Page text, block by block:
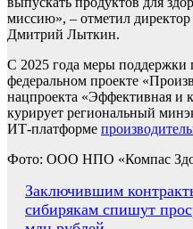
миссию», – отметил
Дмитрий Лыткин.
С 2025 года меры поддержки
федеральном проекте
нацпроекта «Эффективная и
курирует региональный
ИТ-платформе
Фото: ООО НПО «Компас
Навигация
по
Заключившим
сибирякам спишут